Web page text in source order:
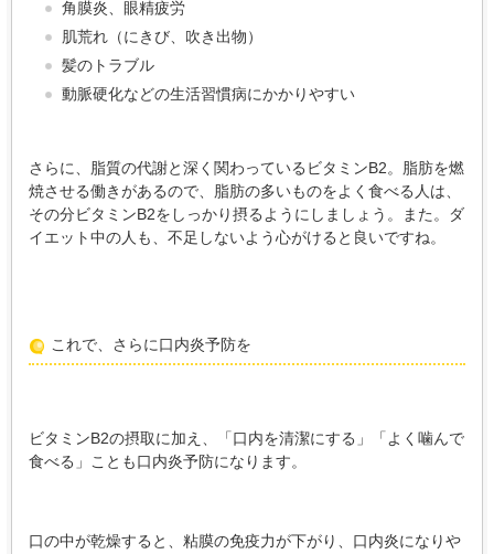
角膜炎、眼精疲労
肌荒れ（にきび、吹き出物）
髪のトラブル
動脈硬化などの生活習慣病にかかりやすい
さらに、脂質の代謝と深く関わっているビタミンB2。脂肪を燃
焼させる働きがあるので、脂肪の多いものをよく食べる人は、
その分ビタミンB2をしっかり摂るようにしましょう。また。ダ
イエット中の人も、不足しないよう心がけると良いですね。
これで、さらに口内炎予防を
ビタミンB2の摂取に加え、「口内を清潔にする」「よく噛んで
食べる」ことも口内炎予防になります。
口の中が乾燥すると、粘膜の免疫力が下がり、口内炎になりや